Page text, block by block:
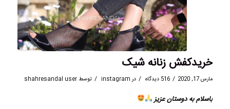
خریدکفش زنانه شیک
مارس 17, 2020 / 516 دیدگاه / در instagram
/ توسط shahresandal user
باسلام به دوستان عزیز